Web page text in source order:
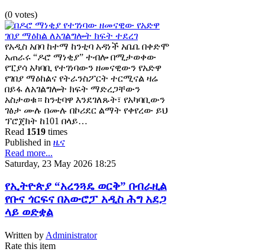
(0 votes)
የአዲስ አበባ ከተማ ከንቲባ አዳነች አቤቤ በቀድሞ
አጠራሩ “ዶሮ ማነቂያ” ተብሎ በሚታወቀው
የፒያሳ አካባቢ የተገነባውን ዘመናዊውን የአድዋ
የገበያ ማዕከልና የትራንስፖርት ተርሚናል ዛሬ
በይፋ ለአገልግሎት ክፍት ማድረጋቸውን
አስታወቁ። ከንቲባዋ እንደገለጹት፣ የአካባቢውን
ገፅታ ሙሉ በሙሉ በኮሪደር ልማት የቀየረው ይህ
ፕሮጀክት ከ101 በላይ…
Read 1519 times
Published in ዜና
Read more...
Saturday, 23 May 2026 18:25
የኢትዮጵያ “አረንጓዴ ወርቅ” በብራዚል
የቡና ጎርፍና በአውሮፓ አዲስ ሕግ አደጋ
ላይ ወድቋል
Written by Administrator
Rate this item